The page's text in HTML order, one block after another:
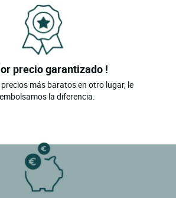
precio garantizado !
más baratos en otro lugar, le
la diferencia.